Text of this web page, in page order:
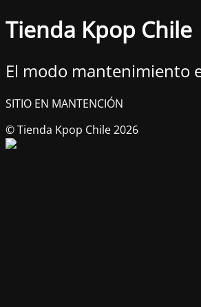
Tienda Kpop Chile
El modo mantenimiento
SITIO EN MANTENCIÓN
© Tienda Kpop Chile 2026